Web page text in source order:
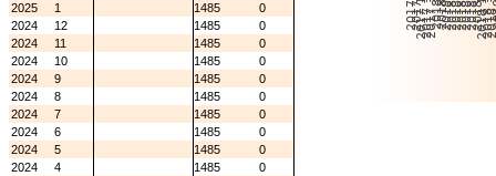
2025
1 1485
0
2024
12 1485
0
2024
11 1485
0
2024
10 1485
0
2024
9 1485
0
2024
8 1485
0
2024
7 1485
0
2024
6 1485
0
2024
5 1485
0
2024
4 1485
0